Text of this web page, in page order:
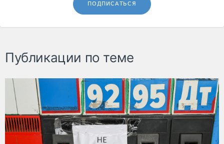
ПОДПИСАТЬСЯ
Публикации по теме